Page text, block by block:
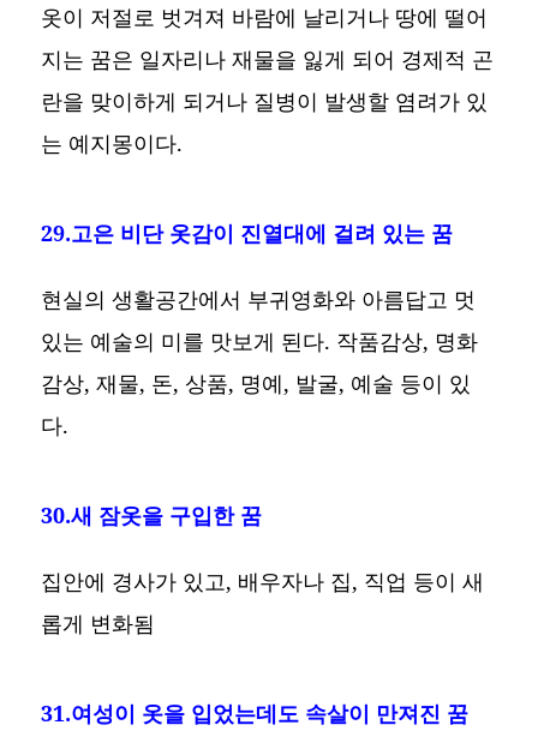
옷이 저절로 벗겨져 바람에 날리거나 땅에 떨어
지는 꿈은 일자리나 재물을 잃게 되어 경제적 곤
란을 맞이하게 되거나 질병이 발생할 염려가 있
는 예지몽이다.
29.고은 비단 옷감이 진열대에 걸려 있는 꿈
현실의 생활공간에서 부귀영화와 아름답고 멋
있는 예술의 미를 맛보게 된다. 작품감상, 명화
감상, 재물, 돈, 상품, 명예, 발굴, 예술 등이 있
다.
30.새 잠옷을 구입한 꿈
집안에 경사가 있고, 배우자나 집, 직업 등이 새
롭게 변화됨
31.여성이 옷을 입었는데도 속살이 만져진 꿈